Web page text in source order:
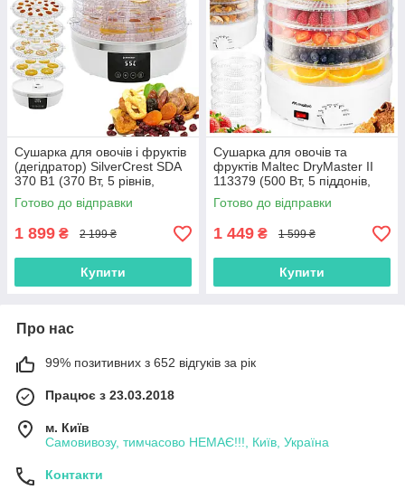
Сушарка для овочів і фруктів
(дегідратор) SilverCrest SDA
370 B1 (370 Вт, 5 рівнів,
таймер 48 год, дисплей,
Німеччина)
Готово до відправки
1 899 ₴ 2 199 ₴
Купити
Сушарка для овочів та
фруктів Maltec DryMaster II
113379 (500 Вт, 5 піддонів,
Польша)
Готово до відправки
1 449 ₴ 1 599 ₴
Купити
Про нас
99% позитивних з 652 відгуків за рік
Працює з 23.03.2018
м. Київ
Самовивозу, тимчасово НЕМАЄ!!!, Київ, Україна
Контакти